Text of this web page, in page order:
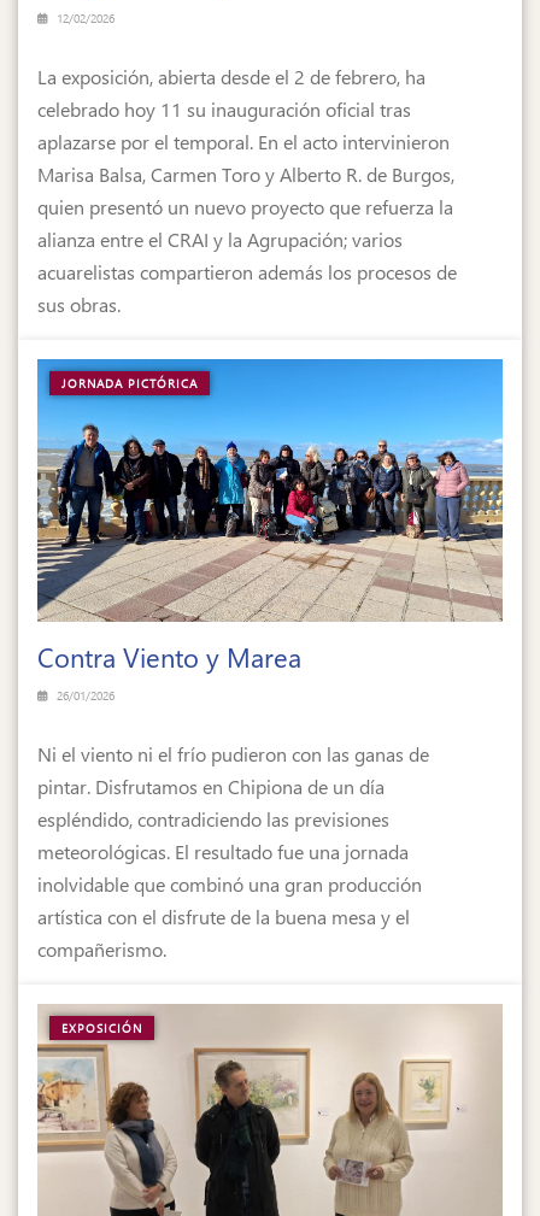
12/02/2026
La exposición, abierta desde el 2 de febrero, ha
celebrado hoy 11 su inauguración oficial tras
aplazarse por el temporal. En el acto intervinieron
Marisa Balsa, Carmen Toro y Alberto R. de Burgos,
quien presentó un nuevo proyecto que refuerza la
alianza entre el CRAI y la Agrupación; varios
acuarelistas compartieron además los procesos de
sus obras.
JORNADA PICTÓRICA
Contra Viento y Marea
26/01/2026
Ni el viento ni el frío pudieron con las ganas de
pintar. Disfrutamos en Chipiona de un día
espléndido, contradiciendo las previsiones
meteorológicas. El resultado fue una jornada
inolvidable que combinó una gran producción
artística con el disfrute de la buena mesa y el
compañerismo.
EXPOSICIÓN